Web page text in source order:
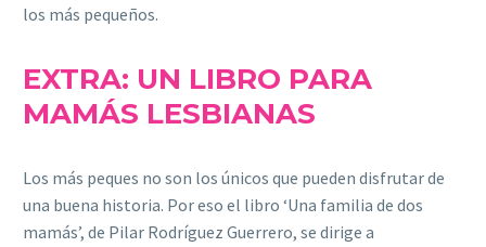
los más pequeños.
EXTRA: UN LIBRO PARA
MAMÁS LESBIANAS
Los más peques no son los únicos que pueden disfrutar de
una buena historia. Por eso el libro ‘Una familia de dos
mamás’, de Pilar Rodríguez Guerrero, se dirige a